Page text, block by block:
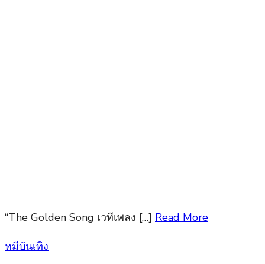
“The Golden Song เวทีเพลง […] Read More
Posted
หมีบันเทิง